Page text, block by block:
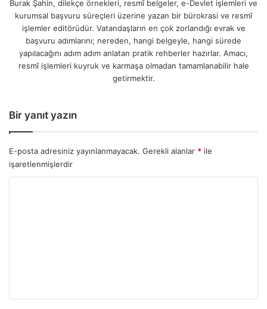
Burak Şahin, dilekçe örnekleri, resmî belgeler, e-Devlet işlemleri ve
kurumsal başvuru süreçleri üzerine yazan bir bürokrasi ve resmî
işlemler editörüdür. Vatandaşların en çok zorlandığı evrak ve
başvuru adımlarını; nereden, hangi belgeyle, hangi sürede
yapılacağını adım adım anlatan pratik rehberler hazırlar. Amacı,
resmî işlemleri kuyruk ve karmaşa olmadan tamamlanabilir hale
getirmektir.
Bir yanıt yazın
E-posta adresiniz yayınlanmayacak. Gerekli alanlar * ile
işaretlenmişlerdir